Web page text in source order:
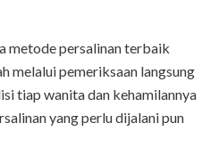
metode persalinan terbaik
melalui pemeriksaan langsung
tiap wanita dan kehamilannya
yang perlu dijalani pun